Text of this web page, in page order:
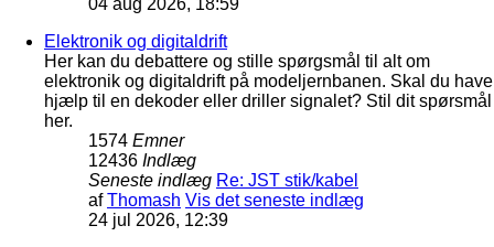
04 aug 2026, 18:59
Elektronik og digitaldrift
Her kan du debattere og stille spørgsmål til alt om
elektronik og digitaldrift på modeljernbanen. Skal du have
hjælp til en dekoder eller driller signalet? Stil dit spørsmål
her.
1574 Emner
12436 Indlæg
Seneste indlæg Re: JST stik/kabel
afThomash Vis det seneste indlæg
24 jul 2026, 12:39